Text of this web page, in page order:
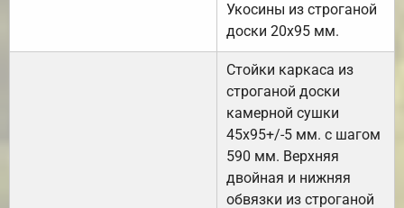
Укосины из строганой
доски 20х95 мм.
Стойки каркаса из
строганой доски
камерной сушки
45х95+/-5 мм. с шагом
590 мм. Верхняя
двойная и нижняя
обвязки из строганой